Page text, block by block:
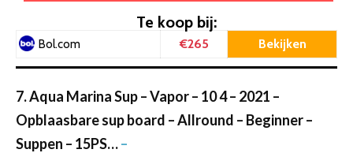
Te koop bij:
Bol.com €265 Bekijken
7. Aqua Marina Sup – Vapor – 10 4 – 2021 –
Opblaasbare sup board – Allround – Beginner –
Suppen – 15PS…–